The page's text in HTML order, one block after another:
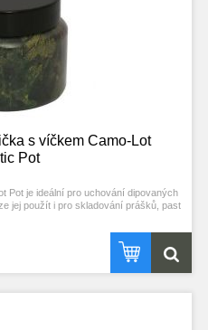
s víčkem Camo-Lot
Pot
Pot je ideální pro uchování dipovaných
jej použít i pro skladování prášků, past
boilie nebo past a dalšího krmení